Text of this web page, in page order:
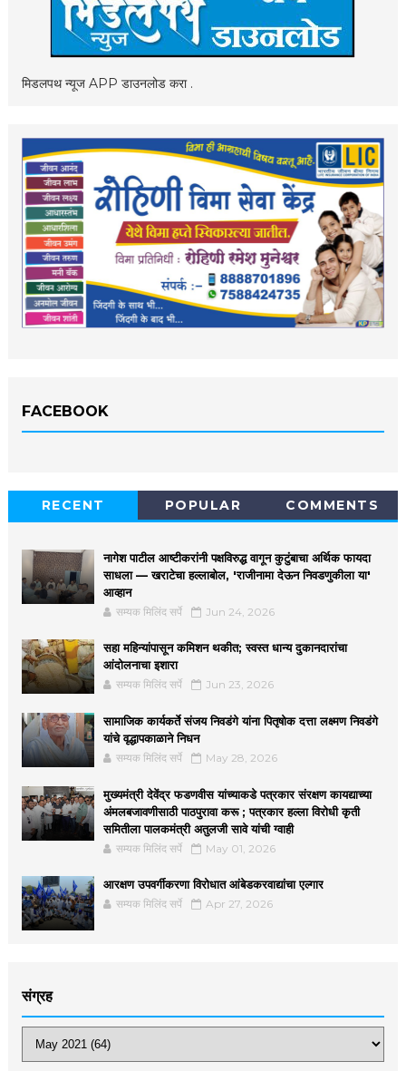
मिडलपथ न्यूज APP डाउनलोड करा .
FACEBOOK
RECENT POPULAR COMMENTS
नागेश पाटील आष्टीकरांनी पक्षविरुद्ध वागून कुटुंबाचा अर्थिक फायदा
साधला — खराटेचा हल्लाबोल, 'राजीनामा देऊन निवडणुकीला या'
आव्हान
सम्यक मिलिंद सर्पे Jun 24, 2026
सहा महिन्यांपासून कमिशन थकीत; स्वस्त धान्य दुकानदारांचा
आंदोलनाचा इशारा
सम्यक मिलिंद सर्पे Jun 23, 2026
सामाजिक कार्यकर्ते संजय निवडंगे यांना पितृषोक दत्ता लक्ष्मण निवडंगे
यांचे वृद्धापकाळाने निधन
सम्यक मिलिंद सर्पे May 28, 2026
मुख्यमंत्री देवेंद्र फडणवीस यांच्याकडे पत्रकार संरक्षण कायद्याच्या
अंमलबजावणीसाठी पाठपुरावा करू ; पत्रकार हल्ला विरोधी कृती
समितीला पालकमंत्री अतुलजी सावे यांची ग्वाही
सम्यक मिलिंद सर्पे May 01, 2026
आरक्षण उपवर्गीकरणा विरोधात आंबेडकरवाद्यांचा एल्गार
सम्यक मिलिंद सर्पे Apr 27, 2026
संग्रह